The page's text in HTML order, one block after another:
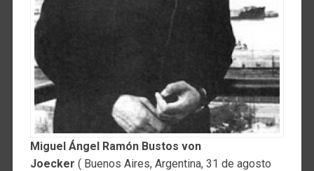
Miguel Ángel Ramón Bustos von
Joecker ( Buenos Aires, Argentina, 31 de agosto